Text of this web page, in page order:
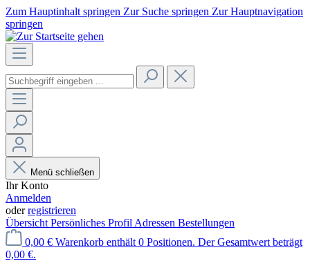
Zum Hauptinhalt springen Zur Suche springen Zur Hauptnavigation
springen
Menü schließen
Ihr Konto
Anmelden
oderregistrieren
Übersicht Persönliches Profil Adressen Bestellungen
0,00 € Warenkorb enthält 0 Positionen. Der Gesamtwert beträgt
0,00 €.